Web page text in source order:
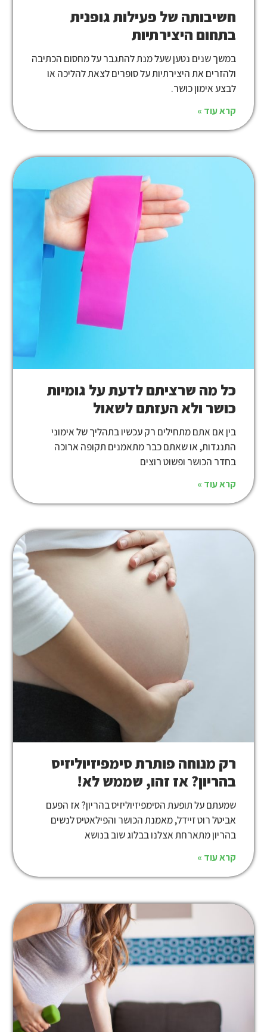
חשיבותה של פעילות גופנית
בתחום היצירתיות
במשך שנים נטען שעל מנת להתגבר על מחסום הכתיבה
ולהזרים את היצירתיות על סופרים לצאת להליכה או
לבצע אימון כושר.
קרא עוד »
כל מה שרציתם לדעת על גומיות
כושר ולא העזתם לשאול
בין אם אתם מתחילים רק עכשיו בתהליך של אימוני
התנגדות, או שאתם כבר מתאמנים תקופה ארוכה
בחדר הכושר ופשוט רוצים
קרא עוד »
רק מנוחה פותרת סימפיזיוליזיס
בהריון? אז זהו, שממש לא!
שמעתם על תופעת הסימפיזיוליזיס בהריון? אז הפעם
אביטל רוט זיידל, מאמנת הכושר והפילאטיס לנשים
בהריון מתארחת אצלנו בבלוג שוב בנושא
קרא עוד »